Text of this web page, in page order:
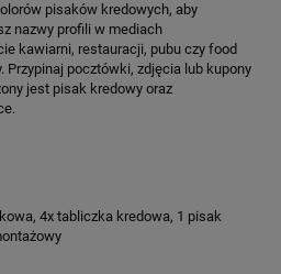
pisaków kredowych, aby
nazwy profili w mediach
kawiarni, restauracji, pubu czy food
Przypinaj pocztówki, zdjęcia lub kupony
jest pisak kredowy oraz
4x tabliczka kredowa, 1 pisak